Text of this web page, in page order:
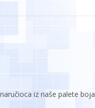
iz naše palete boja